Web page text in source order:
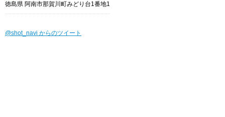
徳島県 阿南市那賀川町みどり台1番地1
@shot_navi からのツイート